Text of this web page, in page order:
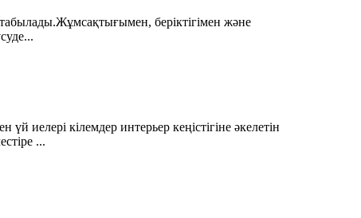
беріктігімен және
иелері кілемдер интерьер кеңістігіне әкелетін
...